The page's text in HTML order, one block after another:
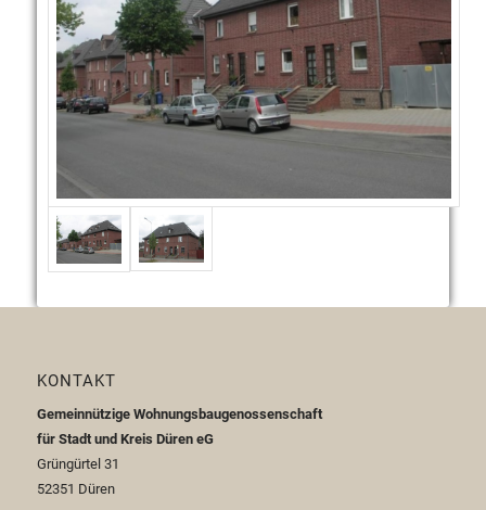
KONTAKT
Gemeinnützige Wohnungsbaugenossenschaft
für Stadt und Kreis Düren eG
Grüngürtel 31
52351 Düren